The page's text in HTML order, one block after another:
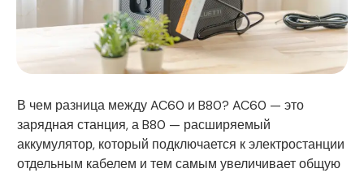
В чем разница между AC60 и B80? AC60 — это
зарядная станция, а B80 — расширяемый
аккумулятор, который подключается к электростанции
отдельным кабелем и тем самым увеличивает общую